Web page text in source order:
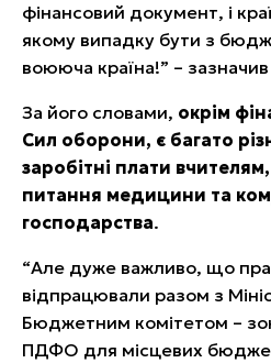
фінансовий документ, і
якому випадку бути з
воююча країна!” –
За його словами, окрім
Сил оборони, є багато
заробітні плати
питання медицини та
господарства.
“Але дуже важливо, що
відпрацювали разом з
Бюджетним комітетом –
ПДФО для місцевих